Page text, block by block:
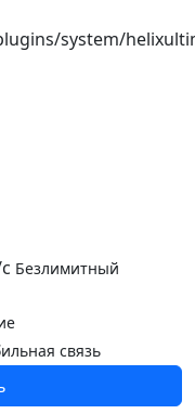
system/
Безлимитный
связь